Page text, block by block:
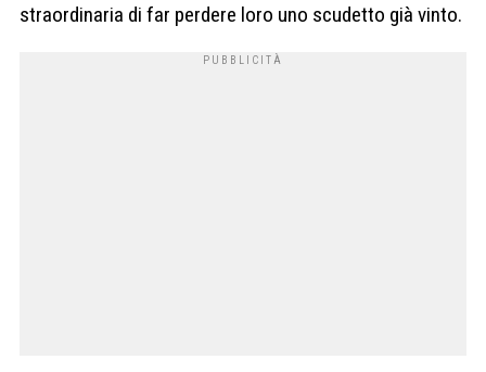
straordinaria di far perdere loro uno scudetto già vinto.